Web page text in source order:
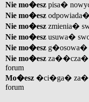
Nie mo�esz pisa�
Nie mo�esz
Nie mo�esz zmienia�
Nie mo�esz usuwa�
Nie mo�esz g�osowa�
Nie mo�esz za��cza�
forum
Mo�esz �ci�ga�
forum